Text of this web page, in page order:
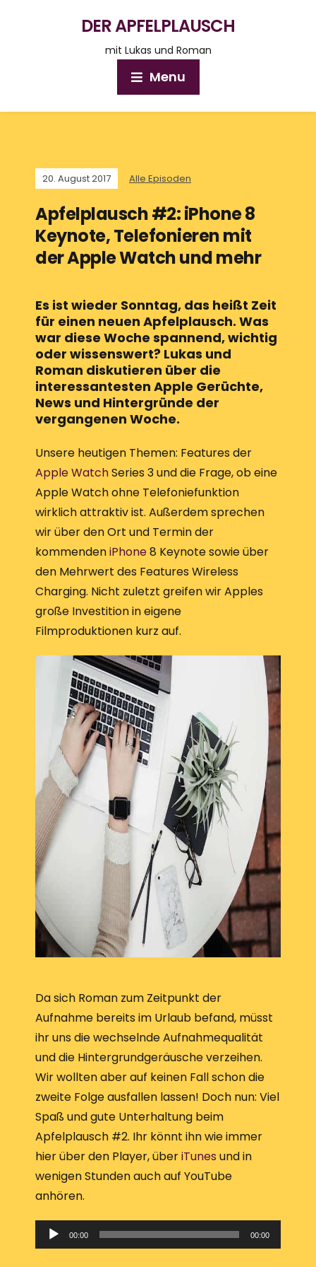
DER APFELPLAUSCH
mit Lukas und Roman
Menu
20. August 2017 Alle Episoden
Apfelplausch #2: iPhone 8
Keynote, Telefonieren mit
der Apple Watch und mehr
Es ist wieder Sonntag, das heißt Zeit
für einen neuen Apfelplausch. Was
war diese Woche spannend, wichtig
oder wissenswert? Lukas und
Roman diskutieren über die
interessantesten Apple Gerüchte,
News und Hintergründe der
vergangenen Woche.
Unsere heutigen Themen: Features der
Apple WatchSeries 3 und die Frage, ob eine
Apple Watch ohne Telefoniefunktion
wirklich attraktiv ist. Außerdem sprechen
wir über den Ort und Termin der
kommendeniPhone8 Keynote sowie über
den Mehrwert des Features Wireless
Charging. Nicht zuletzt greifen wir Apples
große Investition in eigene
Filmproduktionen kurz auf.
Da sich Roman zum Zeitpunkt der
Aufnahme bereits im Urlaub befand, müsst
ihr uns die wechselnde Aufnahmequalität
und die Hintergrundgeräusche verzeihen.
Wir wollten aber auf keinen Fall schon die
zweite Folge ausfallen lassen! Doch nun: Viel
Spaß und gute Unterhaltung beim
Apfelplausch #2. Ihr könnt ihn wie immer
hier über den Player, überiTunes und in
wenigen Stunden auch auf YouTube
anhören.
u
00:00 00:00